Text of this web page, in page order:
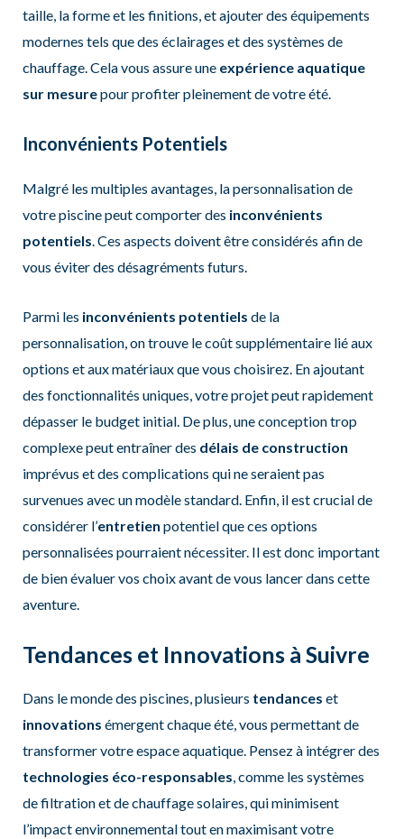
taille, la forme et les finitions, et ajouter des équipements
modernes tels que des éclairages et des systèmes de
chauffage. Cela vous assure une expérience aquatique
sur mesurepour profiter pleinement de votre été.
Inconvénients Potentiels
Malgré les multiples avantages, la personnalisation de
votre piscine peut comporter des inconvénients
potentiels. Ces aspects doivent être considérés afin de
vous éviter des désagréments futurs.
Parmi les inconvénients potentiels de la
personnalisation, on trouve le coût supplémentaire lié aux
options et aux matériaux que vous choisirez. En ajoutant
des fonctionnalités uniques, votre projet peut rapidement
dépasser le budget initial. De plus, une conception trop
complexe peut entraîner des délais de construction
imprévus et des complications qui ne seraient pas
survenues avec un modèle standard. Enfin, il est crucial de
considérer l’entretien potentiel que ces options
personnalisées pourraient nécessiter. Il est donc important
de bien évaluer vos choix avant de vous lancer dans cette
aventure.
Tendances et Innovations à Suivre
Dans le monde des piscines, plusieurs tendances et
innovations émergent chaque été, vous permettant de
transformer votre espace aquatique. Pensez à intégrer des
technologies éco-responsables , comme les systèmes
de filtration et de chauffage solaires, qui minimisent
l’impact environnemental tout en maximisant votre